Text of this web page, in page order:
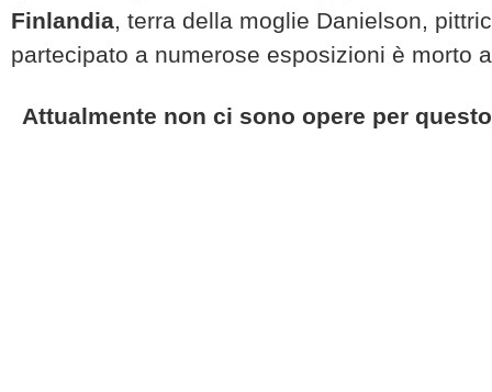
Finlandia, terra della moglie Danielson,
partecipato a numerose esposizioni è morto
Attualmente non ci sono opere per